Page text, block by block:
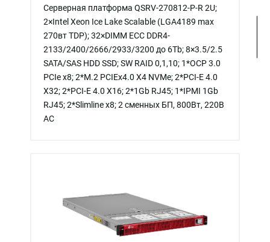
Серверная платформа QSRV-270812-P-R 2U;
2×Intel Xeon Ice Lake Scalable (LGA4189 max
270вт TDP); 32×DIMM ECC DDR4-
2133/2400/2666/2933/3200 до 6Tb; 8×3.5/2.5
SATA/SAS HDD SSD; SW RAID 0,1,10; 1*OCP 3.0
PCIe x8; 2*M.2 PCIEx4.0 X4 NVMe; 2*PCI-E 4.0
X32; 2*PCI-E 4.0 X16; 2*1Gb RJ45; 1*IPMI 1Gb
RJ45; 2*Slimline x8; 2 сменных БП, 800Вт, 220В
АС